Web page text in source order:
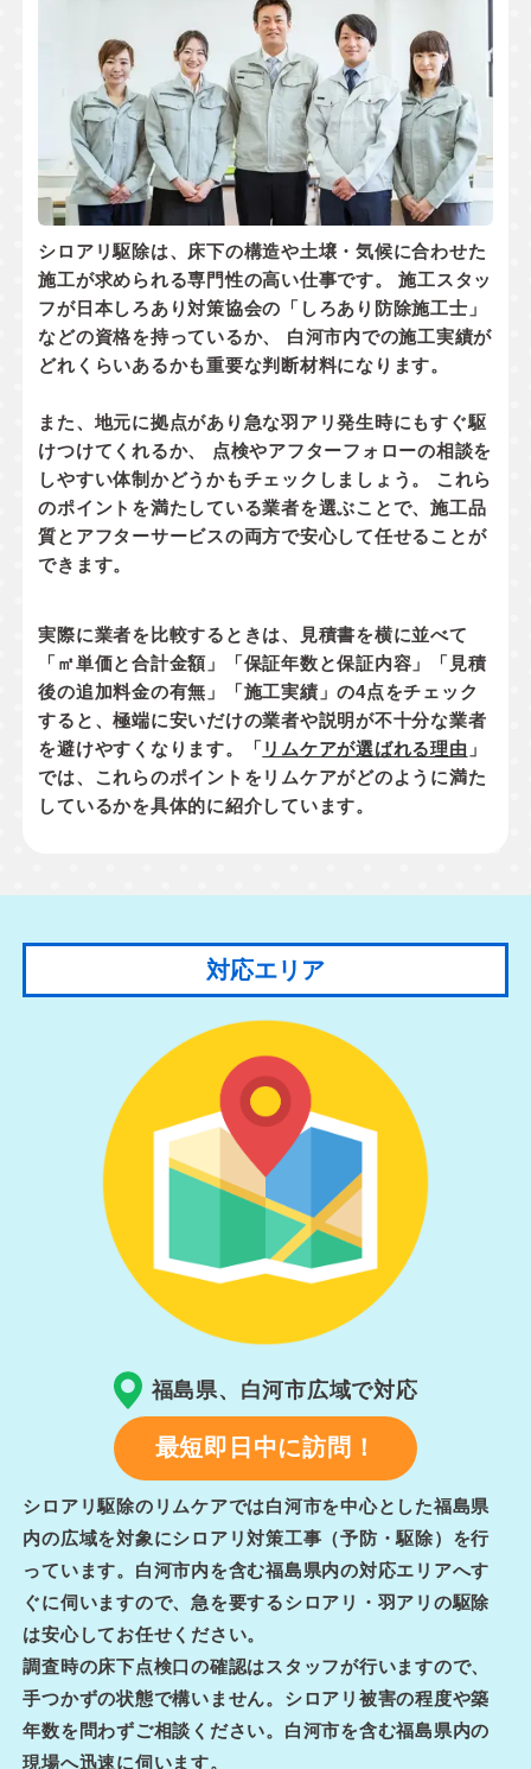
シロアリ駆除は、床下の構造や土壌・気候に合わせた
施工が求められる専門性の高い仕事です。 施工スタッ
フが日本しろあり対策協会の「しろあり防除施工士」
などの資格を持っているか、 白河市内での施工実績が
どれくらいあるかも重要な判断材料になります。
また、地元に拠点があり 急な羽アリ発生時にもすぐ駆
けつけてくれるか、 点検やアフターフォローの相談を
しやすい体制かどうかもチェックしましょう。 これら
のポイントを満たしている業者を選ぶことで、施工品
質とアフターサービスの両方で安心して任せることが
できます。
実際に業者を比較するときは、見積書を横に並べて
「㎡単価と合計金額」「保証年数と保証内容」「見積
後の追加料金の有無」「施工実績」の4点をチェック
すると、極端に安いだけの業者や説明が不十分な業者
を避けやすくなります。「 リムケアが選ばれる理由 」
では、これらのポイントをリムケアがどのように満た
しているかを具体的に紹介しています。
対応エリア
福島県、白河市広域で対応
最短即日中に訪問！
シロアリ駆除のリムケアでは白河市を中心とした福島県
内の広域を対象にシロアリ対策工事（予防・駆除）を行
っています。白河市内を含む福島県内の対応エリアへす
ぐに伺いますので、急を要するシロアリ・羽アリの駆除
は安心してお任せください。
調査時の床下点検口の確認はスタッフが行いますので、
手つかずの状態で構いません。シロアリ被害の程度や築
年数を問わずご相談ください。白河市を含む福島県内の
現場へ迅速に伺います。